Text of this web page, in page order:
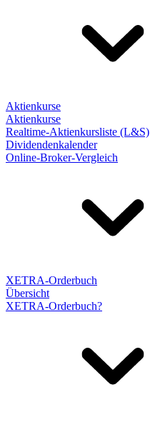
Aktienkurse
Aktienkurse
Realtime-Aktienkursliste (L&S)
Dividendenkalender
Online-Broker-Vergleich
XETRA-Orderbuch
Übersicht
XETRA-Orderbuch?